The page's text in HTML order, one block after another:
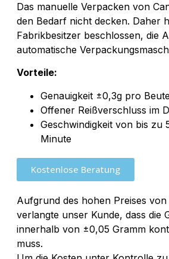
Das manuelle Verpacken von
den Bedarf nicht decken. Daher
Fabrikbesitzer beschlossen, die
automatische
Vorteile:
Genauigkeit ±0,3g pro
Offener Reißverschluss im
Geschwindigkeit von bis zu
Minute
Kostenlose Beratung
Aufgrund des hohen Preises von
verlangte unser Kunde, dass die
innerhalb von ±0,05 Gramm
muss.